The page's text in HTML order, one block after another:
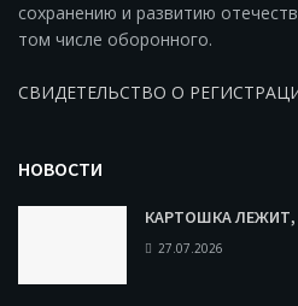
сохранению и развитию
том числе оборонного.
СВИДЕТЕЛЬСТВО О
НОВОСТИ
КАРТОШКА
27.07.2026